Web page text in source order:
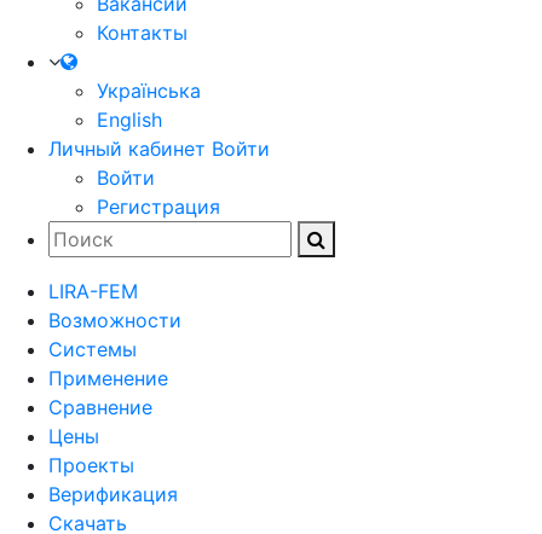
Контакты
Українська
English
Личный кабинет Войти
Войти
Регистрация
LIRA-FEM
Возможности
Cистемы
Применение
Сравнение
Цены
Проекты
Верификация
Скачать